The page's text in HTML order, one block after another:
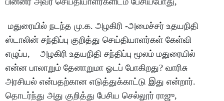
மதுரையில் நடந்த மு.க. அழகிரி -அமைச்சர் உதயநிதி
ஸ்டாலின் சந்திப்பு குறித்து செய்தியாளர்கள் கேள்வி
எழுப்ப, அழகிரி உதயநிதி சந்திப்பு மூலம் மதுரையில்
என்ன பாலாறும் தேனாறுமா ஓடப் போகிறது? வாரிசு
அரசியல் என்பதற்கான எடுத்துக்காட்டு இது என்றார்.
தொடர்ந்து அது குறித்து பேசிய செல்லூர் ராஜு,